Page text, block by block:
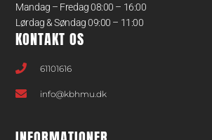
Mandag – Fredag 08:00 – 16:00
Lørdag & Søndag 09:00 – 11:00
KONTAKT OS
61101616
info@kbhmu.dk